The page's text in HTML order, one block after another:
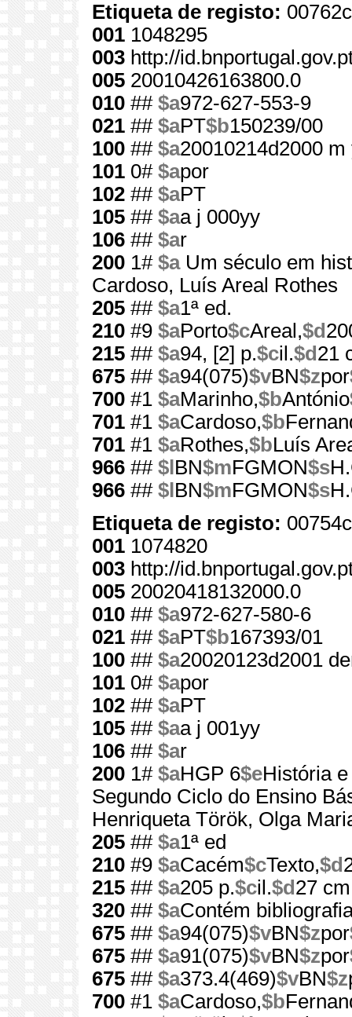
Etiqueta de registo:
001 1048295
003 http://
005 20010426163800.0
010 ## $a972-627-553-9
021 ## $aPT$b150239/00
100 ## $a20010214d2000
101 0# $apor
102 ## $aPT
105 ## $aa j 000yy
106 ## $ar
200 1# $aUm século em
Cardoso, Luís Areal Rothes
205 ## $a1ª ed.
210 #9 $aPorto$cAreal,$d
215 ## $a94, [2] p.$cil.$d 21
675 ## $a94(075)$vBN$zpor
700 #1 $aMarinho,$bAntónio
701 #1 $aCardoso,$b
701 #1 $aRothes,$bLuís
966 ## $l BN$mFGMON$s
966 ## $l BN$mFGMON$s
Etiqueta de registo:
001 1074820
003 http://
005 20020418132000.0
010 ## $a972-627-580-6
021 ## $aPT$b167393/01
100 ## $a20020123d2001
101 0# $apor
102 ## $aPT
105 ## $aa j 001yy
106 ## $ar
200 1# $aHGP 6$eHistória
Segundo Ciclo do Ensino
Henriqueta Török, Olga
205 ## $a1ª ed
210 #9 $aCacém$cTexto,$d
215 ## $a205 p.$cil.$d 27 cm
320 ## $aContém
675 ## $a94(075)$vBN$zpor
675 ## $a91(075)$vBN$zpor
675 ## $a373.4(469)$vBN$z
700 #1 $aCardoso,$b